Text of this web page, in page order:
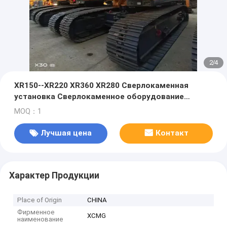
2/4
XR150--XR220 XR360 XR280 Сверлокаменная
установка Сверлокаменное оборудование
Максимальный диаметр бурения 50 метров
MOQ：1
Лучшая цена Контакт
Характер Продукции
Place of Origin
CHINA
Фирменное
наименование
XCMG